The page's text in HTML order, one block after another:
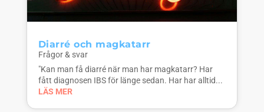
Diarré och magkatarr
Frågor & svar
"Kan man få diarré när man har magkatarr? Har
fått diagnosen IBS för länge sedan. Har har alltid...
LÄS MER